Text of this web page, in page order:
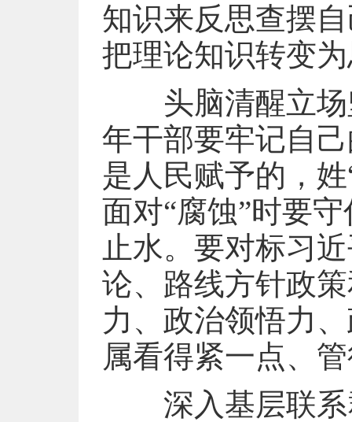
知识来反思查摆
把理论知识转变
头脑清醒立场
年干部要牢记自
是人民赋予的，
面对“腐蚀”时要
止水。要对标习
论、路线方针政
力、政治领悟力
属看得紧一点、
深入基层联系